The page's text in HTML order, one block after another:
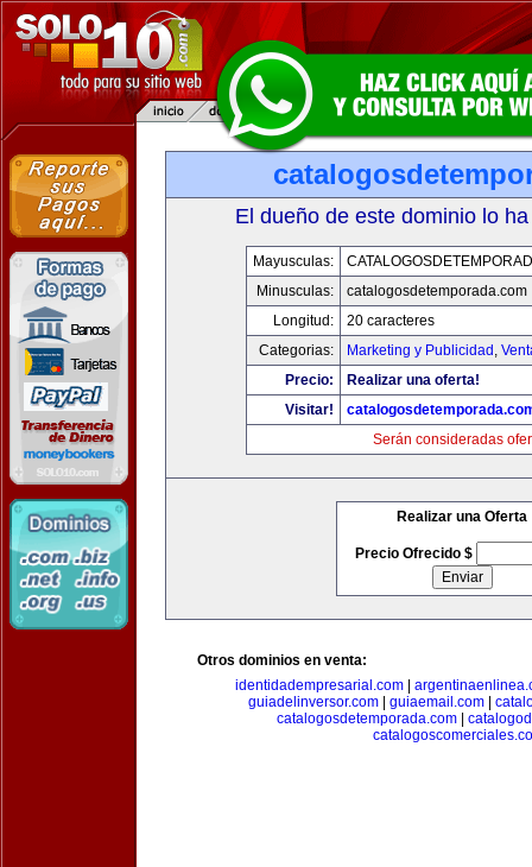
El dueño de este dominio lo
Mayusculas:
Minusculas:
catalogosdetemporada.com
Longitud:
20 caracteres
Categorias:
Marketing y Publicidad ,
Precio:
Realizar una oferta!
Visitar!
Serán consideradas
Realizar una Oferta
Precio Ofrecido $
Otros dominios en venta:
identidadempresarial.com
guiadelinversor.com| guiaemail.com|
catalogosdetemporada.com|